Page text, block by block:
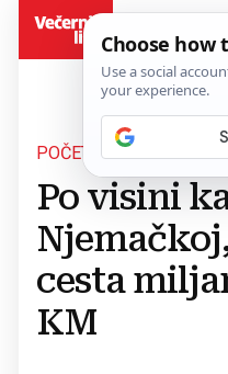
POČETAK PRIMJENE
Po visini
cesta
KM